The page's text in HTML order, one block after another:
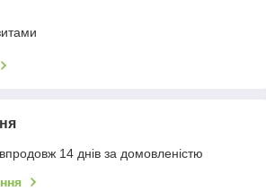
14 днів за домовленістю